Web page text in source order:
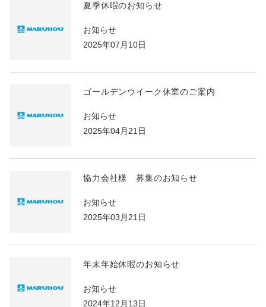
夏季休暇のお知らせ
お知らせ
2025年07月10日
ゴールデンウイーク休業のご案内
お知らせ
2025年04月21日
協力会社様 募集のお知らせ
お知らせ
2025年03月21日
年末年始休暇のお知らせ
お知らせ
2024年12月13日